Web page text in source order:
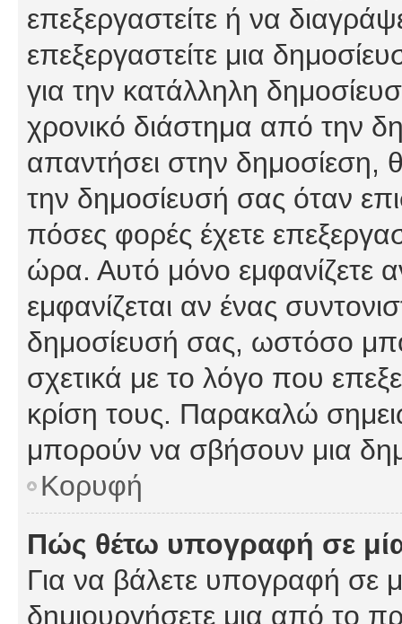
επεξεργαστείτε ή να
επεξεργαστείτε μια
για την κατάλληλη
χρονικό διάστημα από την
απαντήσει στην δημοσίεση,
την δημοσίευσή σας όταν
πόσες φορές έχετε
ώρα. Αυτό μόνο εμφανίζετε
εμφανίζεται αν ένας
δημοσίευσή σας, ωστόσο
σχετικά με το λόγο που
κρίση τους. Παρακαλώ
μπορούν να σβήσουν μια
Κορυφή
Πώς θέτω υπογραφή σε
Για να βάλετε υπογραφή σε
δημιουργήσετε μια από το